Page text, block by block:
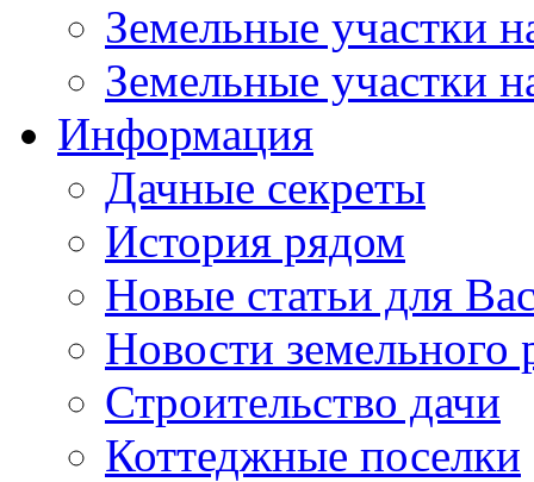
Земельные участки
Земельные участки
Информация
Дачные секреты
История рядом
Новые статьи для
Новости земельного
Строительство дачи
Коттеджные поселки